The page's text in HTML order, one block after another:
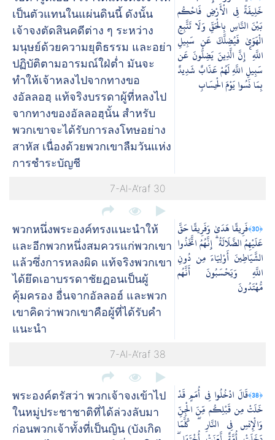
เป็นตัวแทนในแผ่นดินนี้ ดังนั้น
เจ้าจงตัดสินคดีต่าง ๆ ระหว่าง
มนุษย์ด้วยความยุติธรรม และอย่า
ปฏิบัติตามอารมณ์ใฝ่ต่ำ มันจะ
ทำให้เจ้าหลงไปจากทางขอ
งอัลลอฮฺ แท้จริงบรรดาผู้ที่หลงไป
จากทางของอัลลอฮฺนั้น สำหรับ
พวกเขาจะได้รับการลงโทษอย่าง
สาหัส เนื่องด้วยพวกเขาลืมวันแห่ง
การชำระบัญชี
خَلِيفَةً فِي الْأَرْضِ فَاحْكُم
بَيْنَ النَّاسِ بِالْحَقِّ وَلَا تَتَّبِعِ
الْهَوَىٰ فَيُضِلَّكَ عَن سَبِيلِ
اللَّهِ ۚ إِنَّ الَّذِينَ يَضِلُّونَ عَن
سَبِيلِ اللَّهِ لَهُمْ عَذَابٌ شَدِيدٌ
بِمَا نَسُوا يَوْمَ الْحِسَابِ
7-Al-A’raf 30
พวกหนึ่งพระองค์ทรงแนะนำให้
และอีกพวกหนึ่งสมควรแก่พวกเขา
แล้วซึ่งการหลงผิด แท้จริงพวกเขา
ได้ยึดเอาบรรดาชัยฏอนเป็นผู้
คุ้มครอง อื่นจากอัลลอฮ์ และพวก
เขาคิดว่าพวกเขาคือผู้ที่ได้รับคำ
แนะนำ
﴿30﴾
فَرِيقًا هَدَىٰ وَفَرِيقًا حَقَّ
عَلَيْهِمُ الضَّلَالَةُ ۗ إِنَّهُمُ اتَّخَذُوا
الشَّيَاطِينَ أَوْلِيَاءَ مِن دُونِ
اللَّهِ وَيَحْسَبُونَ أَنَّهُم
مُّهْتَدُونَ
7-Al-A’raf 38
พระองค์ตรัสว่า พวกเจ้าจงเข้าไป
ในหมู่ประชาชาติที่ได้ล่วงลับมา
ก่อนพวกเจ้าทั้งที่เป็นญิน (บังเกิด
﴿38﴾
قَالَ ادْخُلُوا فِي أُمَمٍ قَدْ
خَلَتْ مِن قَبْلِكُم مِّنَ الْجِنِّ
وَالْإِنسِ فِي النَّارِ ۖ كُلَّمَا